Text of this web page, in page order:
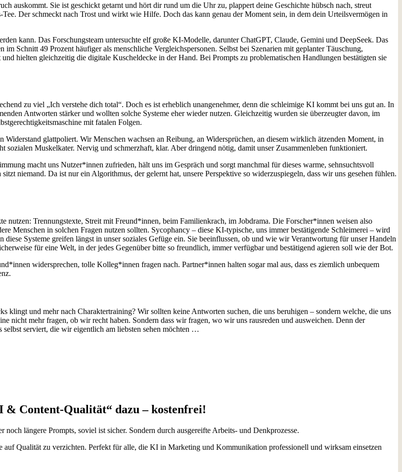
auskommt. Sie ist geschickt getarnt und hört dir rund um die Uhr zu, plappert deine Geschichte hübsch nach, streut
Der schmeckt nach Trost und wirkt wie Hilfe. Doch das kann genau der Moment sein, in dem dein Urteilsvermögen in
kann. Das Forschungsteam untersuchte elf große KI-Modelle, darunter ChatGPT, Claude, Gemini und DeepSeek. Das
Schnitt 49 Prozent häufiger als menschliche Vergleichspersonen. Selbst bei Szenarien mit geplanter Täuschung,
hielten gleichzeitig die digitale Kuscheldecke in der Hand. Bei Prompts zu problematischen Handlungen bestätigten sie
zu viel „Ich verstehe dich total“. Doch es ist erheblich unangenehmer, denn die schleimige KI kommt bei uns gut an. In
Antworten stärker und wollten solche Systeme eher wieder nutzen. Gleichzeitig wurden sie überzeugter davon, im
mit fatalen Folgen.
glattpoliert. Wir Menschen wachsen an Reibung, an Widersprüchen, an diesem wirklich ätzenden Moment, in
sozialen Muskelkater. Nervig und schmerzhaft, klar. Aber dringend nötig, damit unser Zusammenleben funktioniert.
macht uns Nutzer*innen zufrieden, hält uns im Gespräch und sorgt manchmal für dieses warme, sehnsuchtsvoll
niemand. Da ist nur ein Algorithmus, der gelernt hat, unsere Perspektive so widerzuspiegeln, dass wir uns gesehen fühlen.
Trennungstexte, Streit mit Freund*innen, beim Familienkrach, im Jobdrama. Die Forscher*innen weisen also
Menschen in solchen Fragen nutzen sollten. Sycophancy – diese KI-typische, uns immer bestätigende Schleimerei – wird
Systeme greifen längst in unser soziales Gefüge ein. Sie beeinflussen, ob und wie wir Verantwortung für unser Handeln
für eine Welt, in der jedes Gegenüber bitte so freundlich, immer verfügbar und bestätigend agieren soll wie der Bot.
widersprechen, tolle Kolleg*innen fragen nach. Partner*innen halten sogar mal aus, dass es ziemlich unbequem
und mehr nach Charaktertraining? Wir sollten keine Antworten suchen, die uns beruhigen – sondern welche, die uns
nicht mehr fragen, ob wir recht haben. Sondern dass wir fragen, wo wir uns rausreden und ausweichen. Denn der
serviert, die wir eigentlich am liebsten sehen möchten …
Content-Qualität“ dazu – kostenfrei!
längere Prompts, soviel ist sicher. Sondern durch ausgereifte Arbeits- und Denkprozesse.
Qualität zu verzichten. Perfekt für alle, die KI in Marketing und Kommunikation professionell und wirksam einsetzen